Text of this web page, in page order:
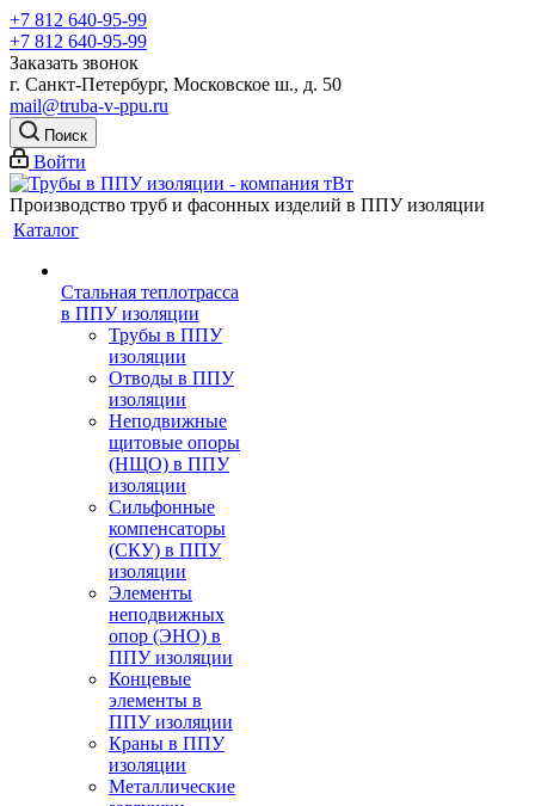
+7 812 640-95-99
+7 812 640-95-99
Заказать звонок
г. Санкт-Петербург, Московское ш., д. 50
mail@truba-v-ppu.ru
Поиск
Войти
Производство труб и фасонных изделий в ППУ изоляции
Каталог
Стальная теплотрасса
в ППУ изоляции
Трубы в ППУ
изоляции
Отводы в ППУ
изоляции
Неподвижные
щитовые опоры
(НЩО) в ППУ
изоляции
Cильфонные
компенсаторы
(СКУ) в ППУ
изоляции
Элементы
неподвижных
опор (ЭНО) в
ППУ изоляции
Концевые
элементы в
ППУ изоляции
Краны в ППУ
изоляции
Металлические